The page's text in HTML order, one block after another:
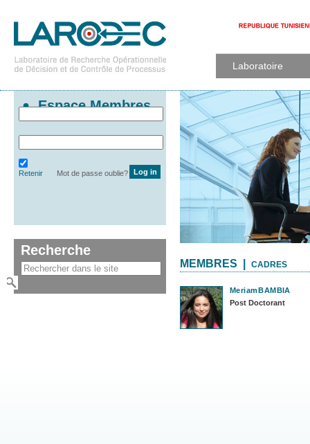
Laboratoire
MEMBRES | CADRES
MeriamBAMBIA
Post Doctorant
Espace Membres
Retenir Mot de passe oublie?
Recherche